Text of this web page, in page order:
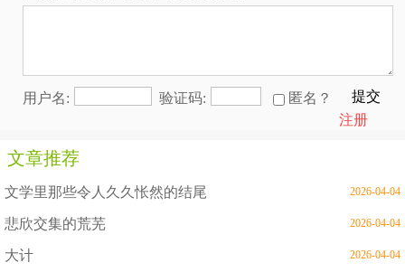
用户名: 验证码: 匿名？
提交
注册
文章推荐
文学里那些令人久久怅然的结尾 2026-04-04
悲欣交集的荒芜 2026-04-04
大计 2026-04-04